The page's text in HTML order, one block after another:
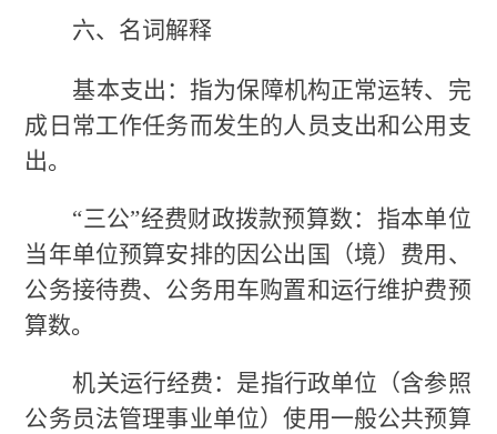
六、 名词解释
基本支出：指为保障机构正常运转、完
成日常工作任务而发生的人员支出和公用支
出。
“三公”经费财政拨款预算数：指本单位
当年单位预算安排的因公出国（境）费用、
公务接待费、公务用车购置和运行维护费预
算数。
机关运行经费：是指行政单位（含参照
公务员法管理事业单位）使用一般公共预算